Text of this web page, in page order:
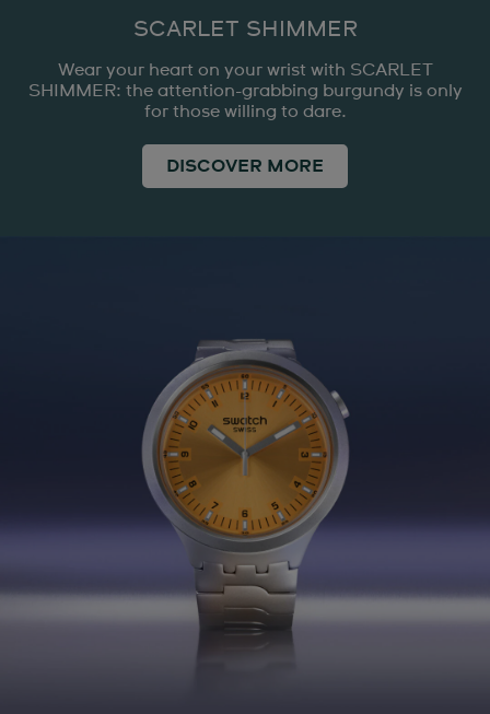
SCARLET SHIMMER
Wear your heart on your wrist with SCARLET
SHIMMER: the attention-grabbing burgundy is only
for those willing to dare.
DISCOVER MORE